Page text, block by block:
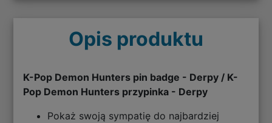
Opis produktu
K-Pop Demon Hunters pin badge - Derpy / K-
Pop Demon Hunters przypinka - Derpy
Pokaż swoją sympatię do najbardziej